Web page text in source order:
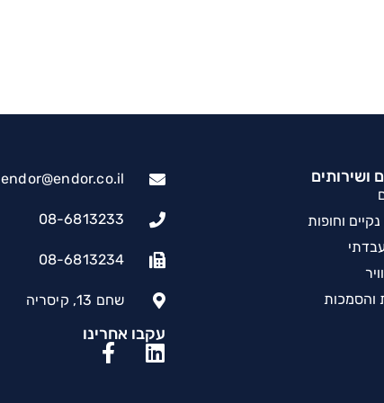
ושירותים
וחופות
והסמכות
endor@endor.co.il
08-6813233
08-6813234
שחם 13, קיסריה
עקבו אחרינו